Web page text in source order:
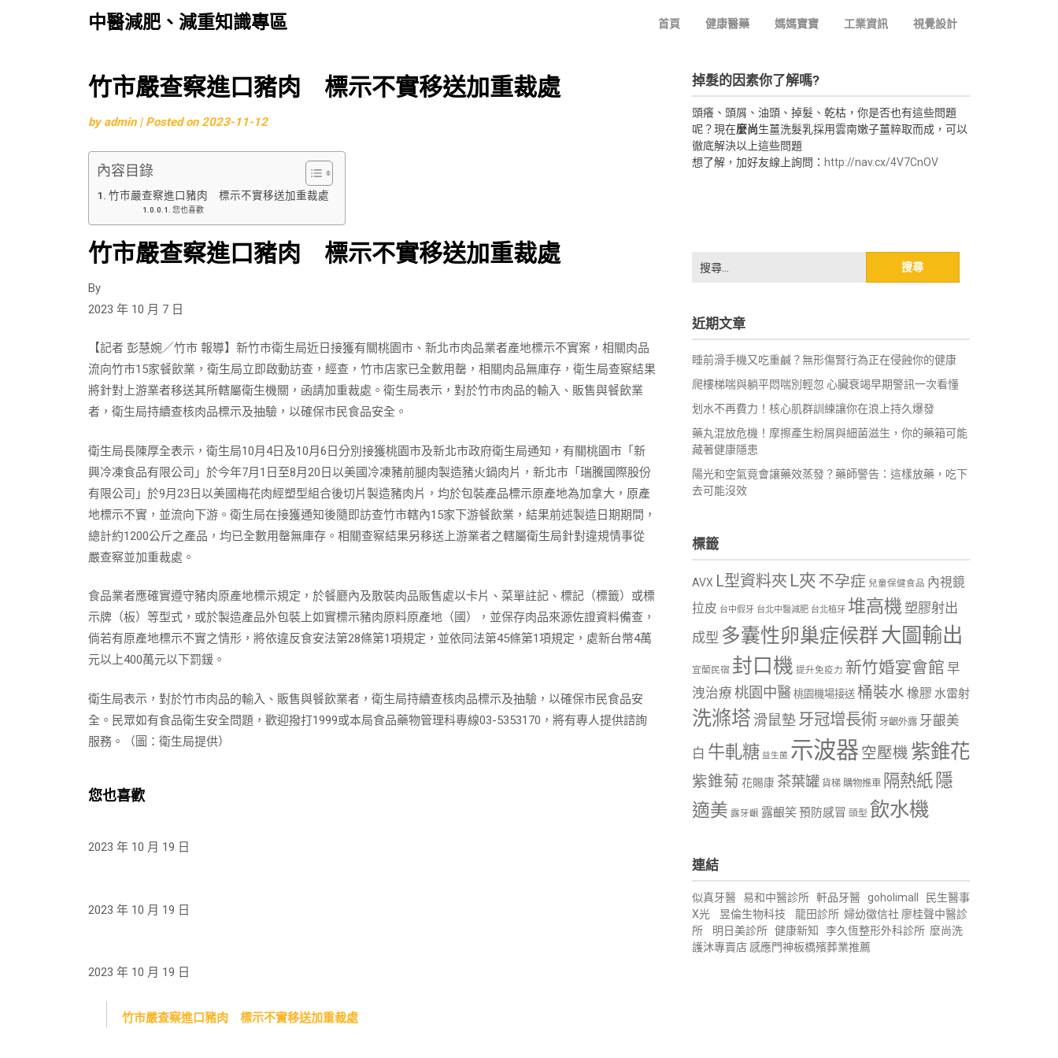
中醫減肥、減重知識專區 首頁 健康醫藥 媽媽寶寶 工業資訊 視覺設計
Skip
to
content
竹市嚴查察進口豬肉 標示不實移送加重裁處
byadmin | Posted on2023-11-12
內容目錄
竹市嚴查察進口豬肉 標示不實移送加重裁處
您也喜歡
竹市嚴查察進口豬肉 標示不實移送加重裁處
By
2023 年 10 月 7 日
【記者 彭慧婉／竹市 報導】新竹市衛生局近日接獲有關桃園市、新北市肉品業者產地標示不實案，相關肉品
流向竹市15家餐飲業，衛生局立即啟動訪查，經查，竹市店家已全數用罄，相關肉品無庫存，衛生局查察結果
將針對上游業者移送其所轄屬衛生機關，函請加重裁處。衛生局表示，對於竹市肉品的輸入、販售與餐飲業
者，衛生局持續查核肉品標示及抽驗，以確保市民食品安全。
衛生局長陳厚全表示，衛生局10月4日及10月6日分別接獲桃園市及新北市政府衛生局通知，有關桃園市「新
興冷凍食品有限公司」於今年7月1日至8月20日以美國冷凍豬前腿肉製造豬火鍋肉片，新北市「瑞騰國際股份
有限公司」於9月23日以美國梅花肉經塑型組合後切片製造豬肉片，均於包裝產品標示原產地為加拿大，原產
地標示不實，並流向下游。衛生局在接獲通知後隨即訪查竹市轄內15家下游餐飲業，結果前述製造日期期間，
總計約1200公斤之產品，均已全數用罄無庫存。相關查察結果另移送上游業者之轄屬衛生局針對違規情事從
嚴查察並加重裁處。
食品業者應確實遵守豬肉原產地標示規定，於餐廳內及散裝肉品販售處以卡片、菜單註記、標記（標籤）或標
示牌（板）等型式，或於製造產品外包裝上如實標示豬肉原料原產地（國），並保存肉品來源佐證資料備查，
倘若有原產地標示不實之情形，將依違反食安法第28條第1項規定，並依同法第45條第1項規定，處新台幣4萬
元以上400萬元以下罰鍰。
衛生局表示，對於竹市肉品的輸入、販售與餐飲業者，衛生局持續查核肉品標示及抽驗，以確保市民食品安
全。民眾如有食品衛生安全問題，歡迎撥打1999或本局食品藥物管理科專線03-5353170，將有專人提供諮詢
服務。（圖：衛生局提供）
您也喜歡
2023 年 10 月 19 日
2023 年 10 月 19 日
2023 年 10 月 19 日
竹市嚴查察進口豬肉 標示不實移送加重裁處
掉髮的因素你了解嗎?
頭癢、頭屑、油頭、掉髮、乾枯，你是否也有這些問題
呢？現在麼尚生薑洗髮乳採用雲南嫩子薑粹取而成，可以
徹底解決以上這些問題
想了解，加好友線上詢問： http://nav.cx/4V7CnOV
搜
尋
字:
近期文章
睡前滑手機又吃重鹹？無形傷腎行為正在侵蝕你的健康
爬樓梯喘與躺平悶喘別輕忽 心臟衰竭早期警訊一次看懂
划水不再費力！核心肌群訓練讓你在浪上持久爆發
藥丸混放危機！摩擦產生粉屑與細菌滋生，你的藥箱可能
藏著健康隱患
陽光和空氣竟會讓藥效蒸發？藥師警告：這樣放藥，吃下
去可能沒效
標籤
AVX L型資料夾 L夾 不孕症 兒童保健食品 內視鏡
拉皮 台中假牙 台北中醫減肥 台北植牙 堆高機塑膠射出
成型 多囊性卵巢症候群大圖輸出
宜蘭民宿 封口機 提升免疫力 新竹婚宴會館 早
洩治療 桃園中醫 桃園機場接送 桶裝水 橡膠 水雷射
洗滌塔 滑鼠墊 牙冠增長術 牙齦外露 牙齦美
白 牛軋糖 益生菌 示波器 空壓機 紫錐花
紫錐菊 花賜康 茶葉罐 貨梯 購物推車 隔熱紙 隱
適美 露牙齦 露齦笑預防感冒 頭型 飲水機
連結
似真牙醫 易和中醫診所 軒品牙醫 goholimall
民生醫事
X光
昱倫生物科技 龍田診所 婦幼徵信社 廖桂聲中醫診
所
明日美診所 健康新知 李久恆整形外科診所 麼尚洗
護沐專賣店 感應門神板橋殯葬業推薦